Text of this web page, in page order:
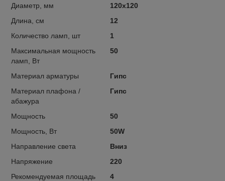
Диаметр, мм
120x120
Длина, см
12
Количество ламп, шт
1
Максимальная мощность
ламп, Вт
50
Материал арматуры
Гипс
Материал плафона /
абажура
Гипс
Мощность
50
Мощность, Вт
50W
Направление света
Вниз
Напряжение
220
Рекомендуемая площадь
4